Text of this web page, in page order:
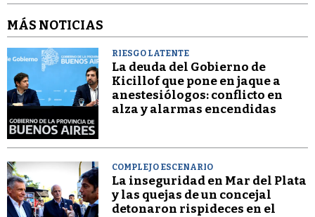
MÁS NOTICIAS
RIESGO LATENTE
La deuda del Gobierno de
Kicillof que pone en jaque a
anestesiólogos: conflicto en
alza y alarmas encendidas
COMPLEJO ESCENARIO
La inseguridad en Mar del Plata
y las quejas de un concejal
detonaron rispideces en el